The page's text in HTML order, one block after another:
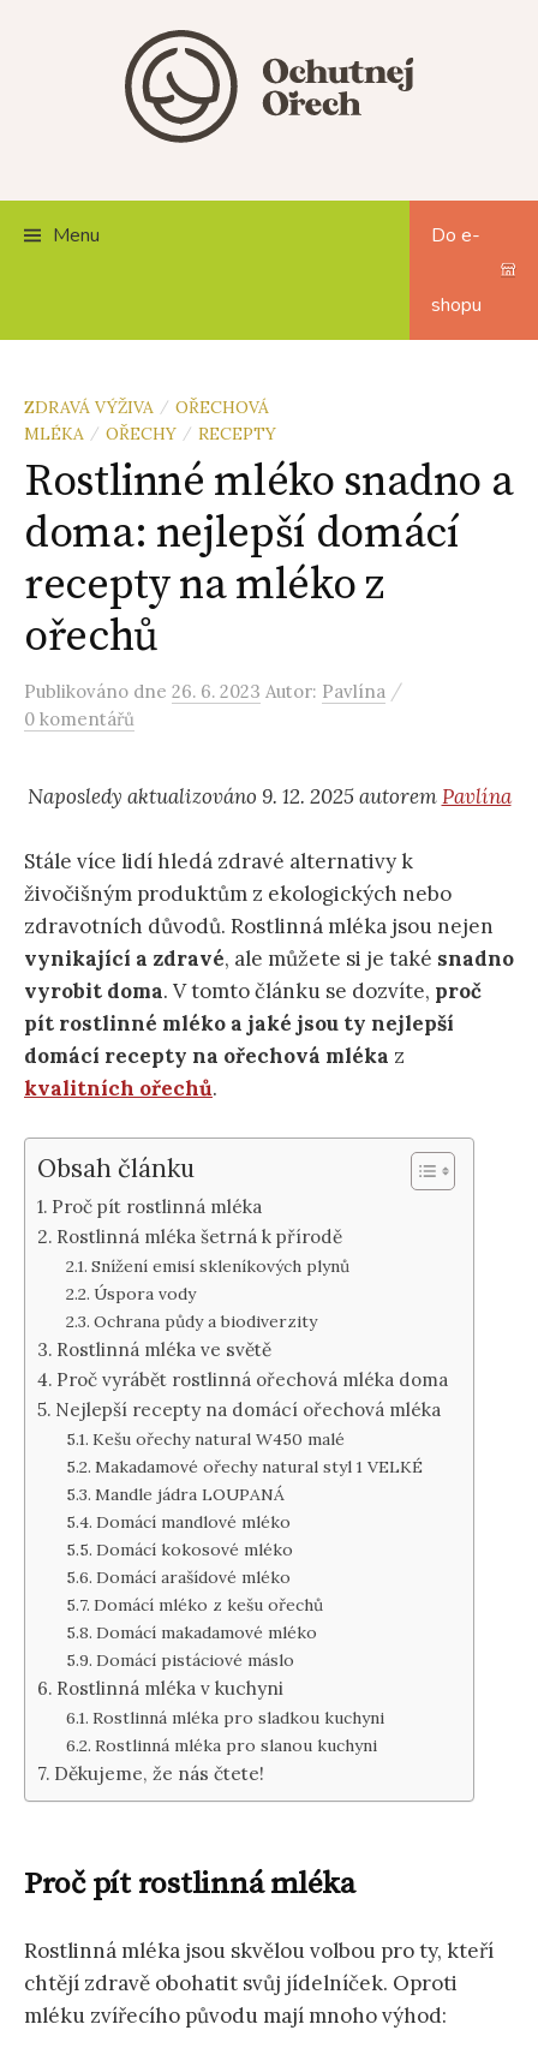
Menu Do e-
shopu
ZDRAVÁ VÝŽIVA / OŘECHOVÁ
MLÉKA / OŘECHY / RECEPTY
Rostlinné mléko snadno a
doma: nejlepší domácí
recepty na mléko z
ořechů
Publikováno dne 26. 6. 2023 Autor: Pavlína /
0 komentářů
Naposledy aktualizováno 9. 12. 2025 autoremPavlína
Stále více lidí hledá zdravé alternativy k
živočišným produktům z ekologických nebo
zdravotních důvodů. Rostlinná mléka jsou nejen
vynikající a zdravé, ale můžete si je také snadno
vyrobit doma. V tomto článku se dozvíte, proč
pít rostlinné mléko a jaké jsou ty nejlepší
domácí recepty na ořechová mléka z
kvalitních ořechů.
Obsah článku
Proč pít rostlinná mléka
Rostlinná mléka šetrná k přírodě
Snížení emisí skleníkových plynů
Úspora vody
Ochrana půdy a biodiverzity
Rostlinná mléka ve světě
Proč vyrábět rostlinná ořechová mléka doma
Nejlepší recepty na domácí ořechová mléka
Kešu ořechy natural W450 malé
Makadamové ořechy natural styl 1 VELKÉ
Mandle jádra LOUPANÁ
Domácí mandlové mléko
Domácí kokosové mléko
Domácí arašídové mléko
Domácí mléko z kešu ořechů
Domácí makadamové mléko
Domácí pistáciové máslo
Rostlinná mléka v kuchyni
Rostlinná mléka pro sladkou kuchyni
Rostlinná mléka pro slanou kuchyni
Děkujeme, že nás čtete!
Proč pít rostlinná mléka
Rostlinná mléka jsou skvělou volbou pro ty, kteří
chtějí zdravě obohatit svůj jídelníček. Oproti
mléku zvířecího původu mají mnoho výhod: